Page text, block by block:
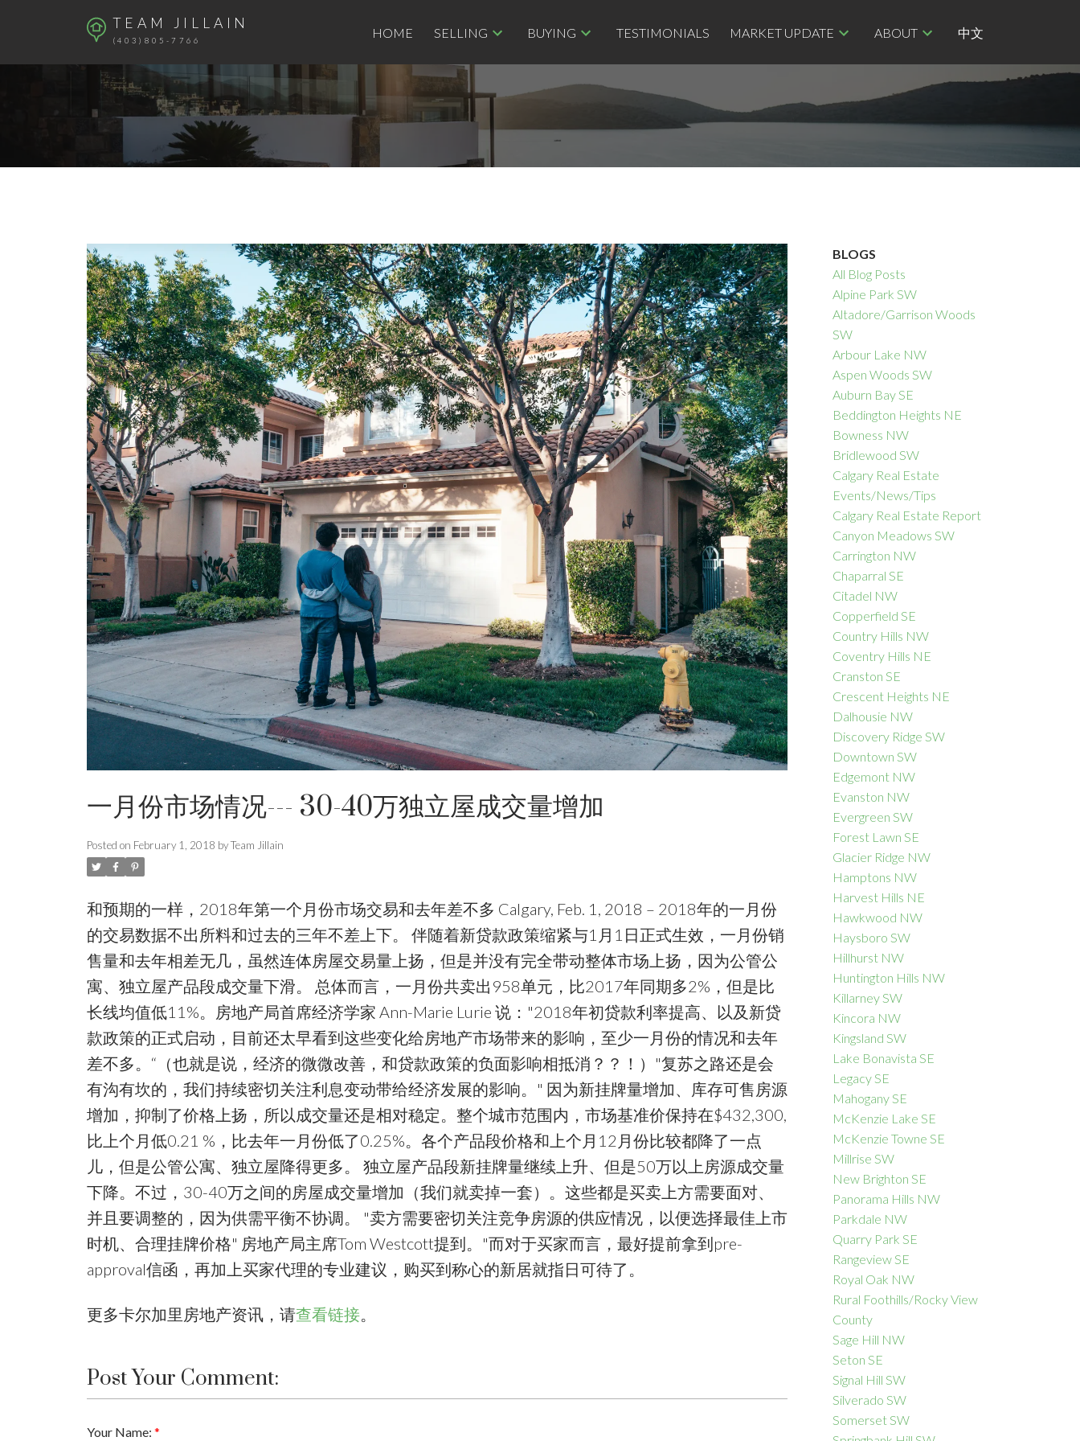
TEAM JILLAIN
(403)805-7766
HOME SELLING BUYING TESTIMONIALS MARKET UPDATE ABOUT 中文
ACTIVE SOLD
Price Filters
一月份市场情况--- 30-40万独立屋成交量增加
Posted on February 1, 2018 byTeam Jillain
和预期的一样，2018年第一个月份市场交易和去年差不多 Calgary, Feb. 1, 2018 – 2018年的一月份
的交易数据不出所料和过去的三年不差上下。 伴随着新贷款政策缩紧与1月1日正式生效，一月份销
售量和去年相差无几，虽然连体房屋交易量上扬，但是并没有完全带动整体市场上扬，因为公管公
寓、独立屋产品段成交量下滑。 总体而言，一月份共卖出958单元，比2017年同期多2%，但是比
长线均值低11%。房地产局首席经济学家 Ann-Marie Lurie 说："2018年初贷款利率提高、以及新贷
款政策的正式启动，目前还太早看到这些变化给房地产市场带来的影响，至少一月份的情况和去年
差不多。“（也就是说，经济的微微改善，和贷款政策的负面影响相抵消？？！）"复苏之路还是会
有沟有坎的，我们持续密切关注利息变动带给经济发展的影响。" 因为新挂牌量增加、库存可售房源
增加，抑制了价格上扬，所以成交量还是相对稳定。整个城市范围内，市场基准价保持在$432,300,
比上个月低0.21 %，比去年一月份低了0.25%。各个产品段价格和上个月12月份比较都降了一点
儿，但是公管公寓、独立屋降得更多。 独立屋产品段新挂牌量继续上升、但是50万以上房源成交量
下降。不过，30-40万之间的房屋成交量增加（我们就卖掉一套）。这些都是买卖上方需要面对、
并且要调整的，因为供需平衡不协调。 "卖方需要密切关注竞争房源的供应情况，以便选择最佳上市
时机、合理挂牌价格" 房地产局主席Tom Westcott提到。"而对于买家而言，最好提前拿到pre-
approval信函，再加上买家代理的专业建议，购买到称心的新居就指日可待了。
更多卡尔加里房地产资讯，请查看链接。
Post Your Comment:
Your Name:
BLOGS
All Blog Posts
Alpine Park SW
Altadore/Garrison Woods
SW
Arbour Lake NW
Aspen Woods SW
Auburn Bay SE
Beddington Heights NE
Bowness NW
Bridlewood SW
Calgary Real Estate
Events/News/Tips
Calgary Real Estate Report
Canyon Meadows SW
Carrington NW
Chaparral SE
Citadel NW
Copperfield SE
Country Hills NW
Coventry Hills NE
Cranston SE
Crescent Heights NE
Dalhousie NW
Discovery Ridge SW
Downtown SW
Edgemont NW
Evanston NW
Evergreen SW
Forest Lawn SE
Glacier Ridge NW
Hamptons NW
Harvest Hills NE
Hawkwood NW
Haysboro SW
Hillhurst NW
Huntington Hills NW
Killarney SW
Kincora NW
Kingsland SW
Lake Bonavista SE
Legacy SE
Mahogany SE
McKenzie Lake SE
McKenzie Towne SE
Millrise SW
New Brighton SE
Panorama Hills NW
Parkdale NW
Quarry Park SE
Rangeview SE
Royal Oak NW
Rural Foothills/Rocky View
County
Sage Hill NW
Seton SE
Signal Hill SW
Silverado SW
Somerset SW